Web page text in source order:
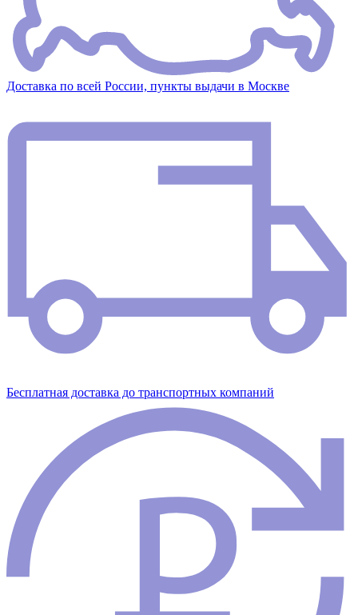
Доставка по всей России, пункты выдачи в Москве
Бесплатная доставка до транспортных компаний